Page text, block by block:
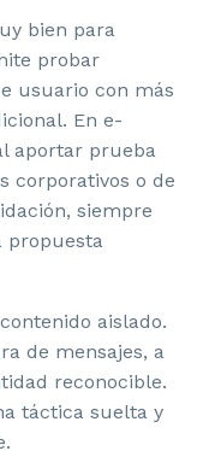
bien para
probar
usuario con más
En e-
aportar prueba
corporativos o de
siempre
propuesta
aislado.
de mensajes, a
reconocible.
táctica suelta y